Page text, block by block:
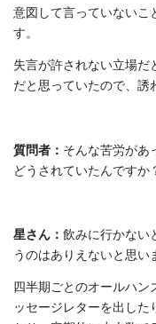
意図して言っていないこ
す。
失言が許されない立場だ
だと思っていたので、誘
質問者： そんな苦労があ
どうされていたんですか
星さん： 飲みに行かない
うのはありえないと思い
四半期ごとのオールハン
ッセージレターを出した